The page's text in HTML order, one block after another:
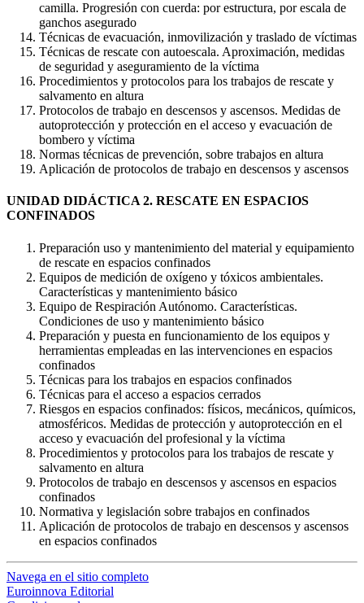
camilla. Progresión con cuerda: por estructura, por escala de
ganchos asegurado
Técnicas de evacuación, inmovilización y traslado de víctimas
Técnicas de rescate con autoescala. Aproximación, medidas
de seguridad y aseguramiento de la víctima
Procedimientos y protocolos para los trabajos de rescate y
salvamento en altura
Protocolos de trabajo en descensos y ascensos. Medidas de
autoprotección y protección en el acceso y evacuación de
bombero y víctima
Normas técnicas de prevención, sobre trabajos en altura
Aplicación de protocolos de trabajo en descensos y ascensos
UNIDAD DIDÁCTICA 2. RESCATE EN ESPACIOS
CONFINADOS
Preparación uso y mantenimiento del material y equipamiento
de rescate en espacios confinados
Equipos de medición de oxígeno y tóxicos ambientales.
Características y mantenimiento básico
Equipo de Respiración Autónomo. Características.
Condiciones de uso y mantenimiento básico
Preparación y puesta en funcionamiento de los equipos y
herramientas empleadas en las intervenciones en espacios
confinados
Técnicas para los trabajos en espacios confinados
Técnicas para el acceso a espacios cerrados
Riesgos en espacios confinados: físicos, mecánicos, químicos,
atmosféricos. Medidas de protección y autoprotección en el
acceso y evacuación del profesional y la víctima
Procedimientos y protocolos para los trabajos de rescate y
salvamento en altura
Protocolos de trabajo en descensos y ascensos en espacios
confinados
Normativa y legislación sobre trabajos en confinados
Aplicación de protocolos de trabajo en descensos y ascensos
en espacios confinados
Navega en el sitio completo
Euroinnova Editorial